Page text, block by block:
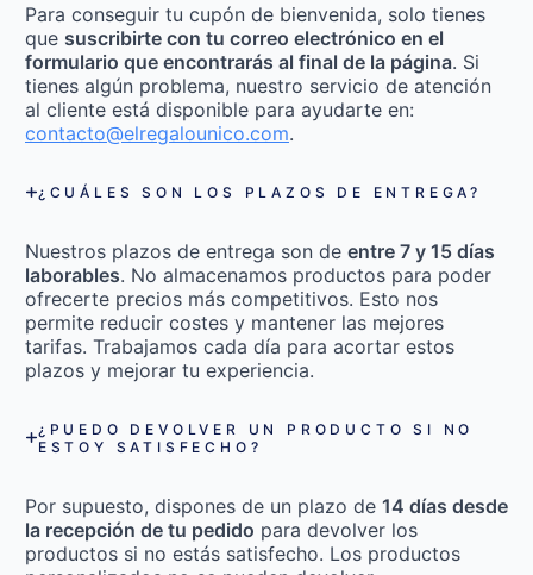
Para conseguir tu cupón de bienvenida, solo tienes
que suscribirte con tu correo electrónico en el
formulario que encontrarás al final de la página. Si
tienes algún problema, nuestro servicio de atención
al cliente está disponible para ayudarte en:
contacto@elregalounico.com.
¿CUÁLES SON LOS PLAZOS DE ENTREGA?
Nuestros plazos de entrega son de entre 7 y 15 días
laborables. No almacenamos productos para poder
ofrecerte precios más competitivos. Esto nos
permite reducir costes y mantener las mejores
tarifas. Trabajamos cada día para acortar estos
plazos y mejorar tu experiencia.
¿PUEDO DEVOLVER UN PRODUCTO SI NO
ESTOY SATISFECHO?
Por supuesto, dispones de un plazo de 14 días desde
la recepción de tu pedido para devolver los
productos si no estás satisfecho. Los productos